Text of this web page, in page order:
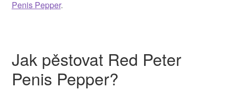
Penis Pepper.
Jak pěstovat Red Peter
Penis Pepper?